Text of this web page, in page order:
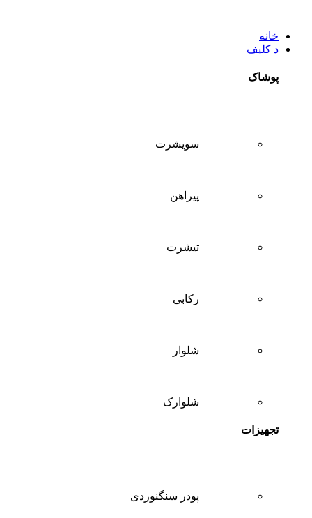
خانه
د کلیف
پوشاک
سويشرت
پیراهن
تيشرت
ركابی
شلوار
شلوارک
تجهیزات
پودر سنگنوردی